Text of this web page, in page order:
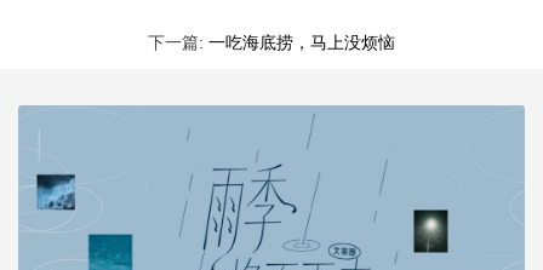
下一篇: 一吃海底捞，马上没烦恼